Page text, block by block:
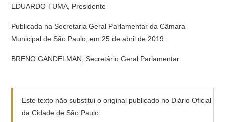
EDUARDO TUMA, Presidente
Publicada na Secretaria Geral Parlamentar da Câmara
Municipal de São Paulo, em 25 de abril de 2019.
BRENO GANDELMAN, Secretário Geral Parlamentar
Este texto não substitui o original publicado no Diário Oficial
da Cidade de São Paulo